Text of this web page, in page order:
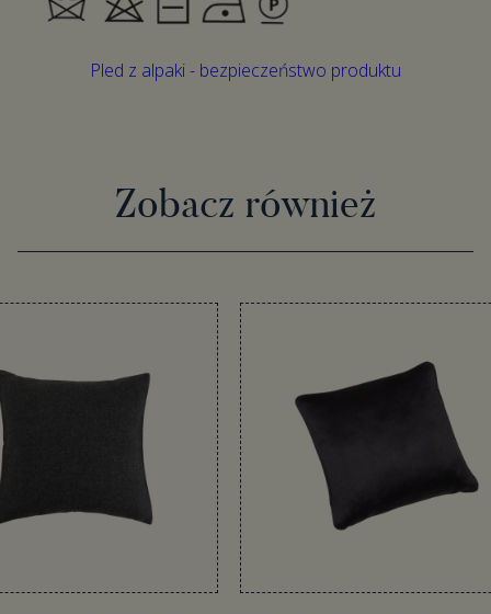
Pled z alpaki - bezpieczeństwo produktu
Zobacz również